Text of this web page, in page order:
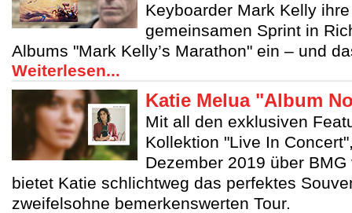
Keyboarder Mark Kelly
gemeinsamen Sprint in
Albums "Mark Kelly’s Marathon" ein – und
Weiterlesen...
Katie Melua "Album
Mit all den exklusiven
Kollektion "Live In
Dezember 2019 über
bietet Katie schlichtweg das perfektes
zweifelsohne bemerkenswerten Tour.